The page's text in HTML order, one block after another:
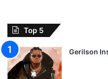
Top 5
Gerilson